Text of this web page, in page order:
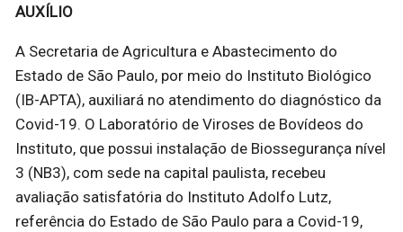
AUXÍLIO
A Secretaria de Agricultura e Abastecimento do
Estado de São Paulo, por meio do Instituto Biológico
(IB-APTA), auxiliará no atendimento do diagnóstico da
Covid-19. O Laboratório de Viroses de Bovídeos do
Instituto, que possui instalação de Biossegurança nível
3 (NB3), com sede na capital paulista, recebeu
avaliação satisfatória do Instituto Adolfo Lutz,
referência do Estado de São Paulo para a Covid-19,